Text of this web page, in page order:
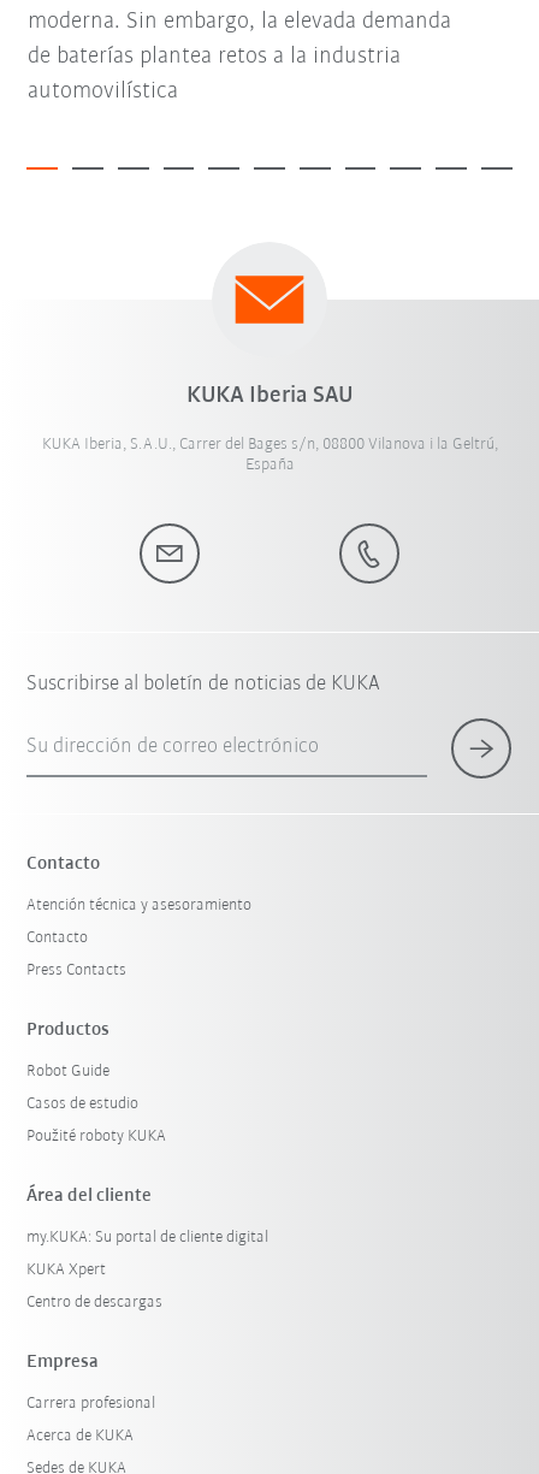
moderna. Sin embargo, la elevada demanda
de baterías plantea retos a la industria
automovilística
KUKA Iberia SAU
KUKA Iberia, S.A.U., Carrer del Bages s/n, 08800 Vilanova i la Geltrú,
España
Suscribirse al boletín de noticias de KUKA
Su dirección de correo electrónico
Contacto
Atención técnica y asesoramiento
Contacto
Press Contacts
Productos
Robot Guide
Casos de estudio
Použité roboty KUKA
Área del cliente
my.KUKA: Su portal de cliente digital
KUKA Xpert
Centro de descargas
Empresa
Carrera profesional
Acerca de KUKA
Sedes de KUKA